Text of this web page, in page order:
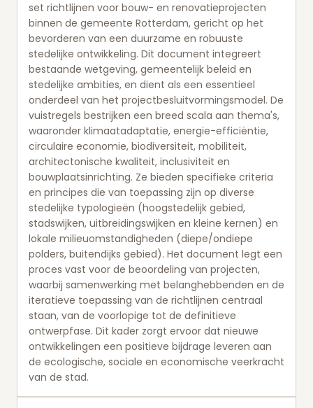
set richtlijnen voor bouw- en renovatieprojecten
binnen de gemeente Rotterdam, gericht op het
bevorderen van een duurzame en robuuste
stedelijke ontwikkeling. Dit document integreert
bestaande wetgeving, gemeentelijk beleid en
stedelijke ambities, en dient als een essentieel
onderdeel van het projectbesluitvormingsmodel. De
vuistregels bestrijken een breed scala aan thema's,
waaronder klimaatadaptatie, energie-efficiëntie,
circulaire economie, biodiversiteit, mobiliteit,
architectonische kwaliteit, inclusiviteit en
bouwplaatsinrichting. Ze bieden specifieke criteria
en principes die van toepassing zijn op diverse
stedelijke typologieën (hoogstedelijk gebied,
stadswijken, uitbreidingswijken en kleine kernen) en
lokale milieuomstandigheden (diepe/ondiepe
polders, buitendijks gebied). Het document legt een
proces vast voor de beoordeling van projecten,
waarbij samenwerking met belanghebbenden en de
iteratieve toepassing van de richtlijnen centraal
staan, van de voorlopige tot de definitieve
ontwerpfase. Dit kader zorgt ervoor dat nieuwe
ontwikkelingen een positieve bijdrage leveren aan
de ecologische, sociale en economische veerkracht
van de stad.